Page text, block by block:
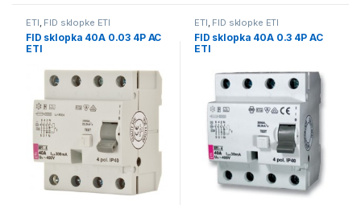
ETI, FID sklopke ETI
FID sklopka 40A 0.03 4P AC
ETI
ETI, FID sklopke ETI
FID sklopka 40A 0.3 4P AC
ETI